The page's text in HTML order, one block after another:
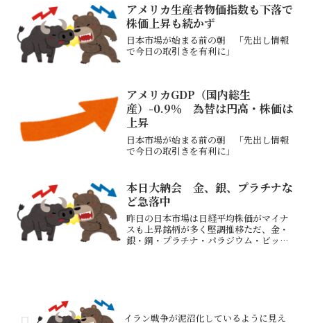
アメリカ生産者物価指数も下落で
株価上昇も続かず
日本市場が始まる前の朝 「先出し情報
で今日の取引きを有利に」
アメリカGDP（国内総生
産）-0.9％ 為替は円高・株価は
上昇
日本市場が始まる前の朝 「先出し情報
で今日の取引きを有利に」
本日大納会 金、銀、プラチナな
ど急落中
昨日の日本市場は日経平均株価がマイナ
スも上昇銘柄が多く堅調推移ただ、金・
銀・銅・プラチナ・パラジウム・ビット
イラン戦争が泥沼化しているように見え